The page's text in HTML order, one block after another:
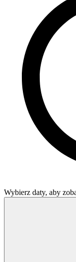
Wybierz daty, aby